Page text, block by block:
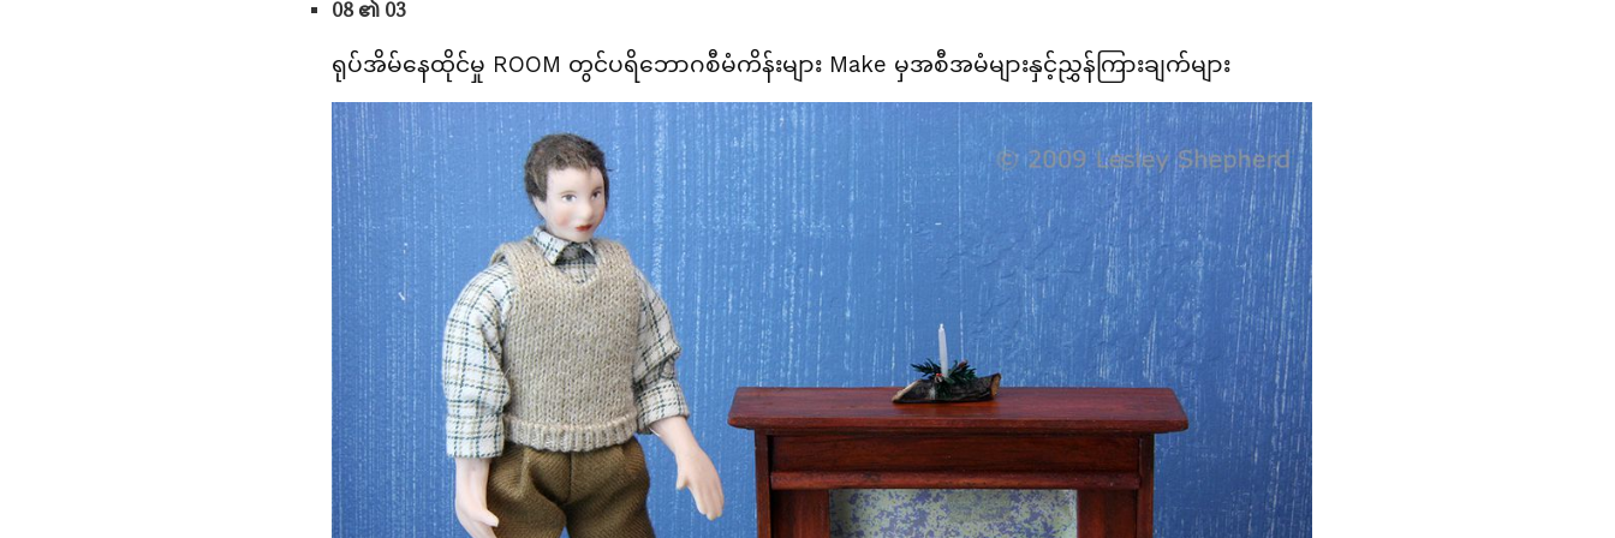
08 ၏ 03
ရုပ်အိမ်နေထိုင်မှု ROOM တွင်ပရိဘောဂစီမံကိန်းများ Make မှအစီအမံများနှင့်ညွှန်ကြားချက်များ